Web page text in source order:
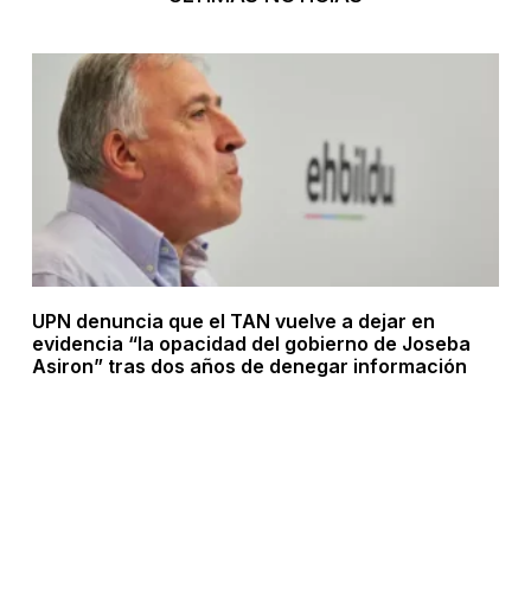
UPN denuncia que el TAN vuelve a dejar en
evidencia “la opacidad del gobierno de Joseba
Asiron” tras dos años de denegar información